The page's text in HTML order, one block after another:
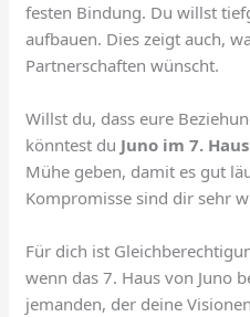
festen Bindung. Du willst
aufbauen. Dies zeigt auch,
Partnerschaften wünscht.
Willst du, dass eure
könntest du Juno im 7. Haus
Mühe geben, damit es gut
Kompromisse sind dir sehr
Für dich ist
wenn das 7. Haus von Juno
jemanden, der deine